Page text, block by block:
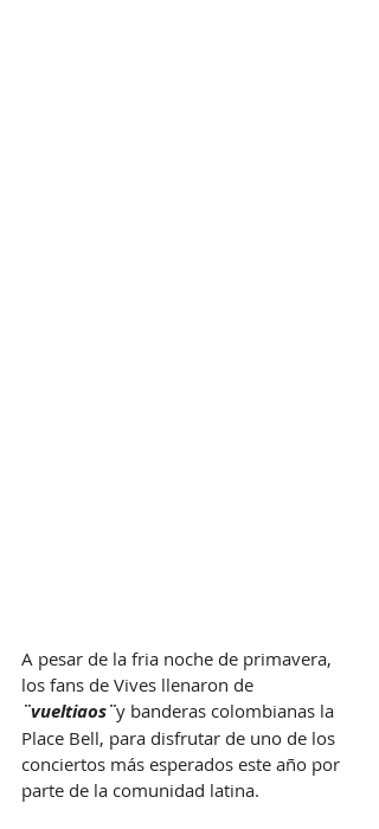
A pesar de la fria noche de primavera,
los fans de Vives llenaron de
¨vueltiaos¨y banderas colombianas la
Place Bell, para disfrutar de uno de los
conciertos más esperados este año por
parte de la comunidad latina.